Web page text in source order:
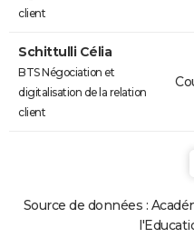
client
Schittulli Célia
BTS Négociation et
digitalisation de la relation
client
Source de données :